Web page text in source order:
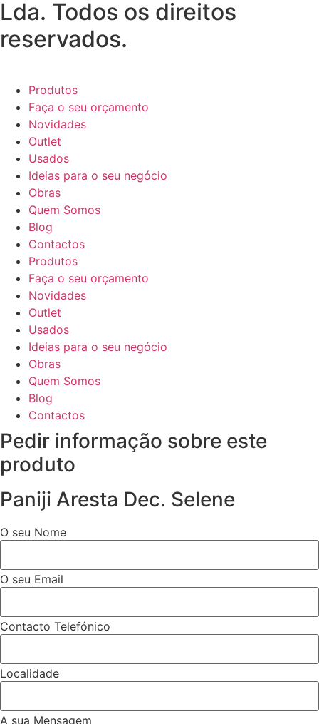
Lda. Todos os direitos
reservados.
Produtos
Faça o seu orçamento
Novidades
Outlet
Usados
Ideias para o seu negócio
Obras
Quem Somos
Blog
Contactos
Produtos
Faça o seu orçamento
Novidades
Outlet
Usados
Ideias para o seu negócio
Obras
Quem Somos
Blog
Contactos
Pedir informação sobre este
produto
Paniji Aresta Dec. Selene
O seu Nome
O seu Email
Contacto Telefónico
Localidade
A sua Mensagem